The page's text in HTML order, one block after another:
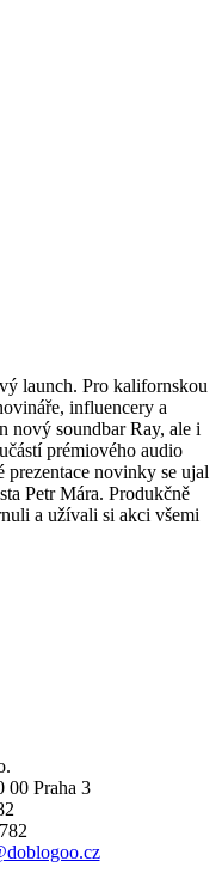
launch. Pro kalifornskou
influencery a
nový soundbar Ray, ale i
prémiového audio
novinky se ujal
Petr Mára. Produkčně
a užívali si akci všemi
00 Praha 3